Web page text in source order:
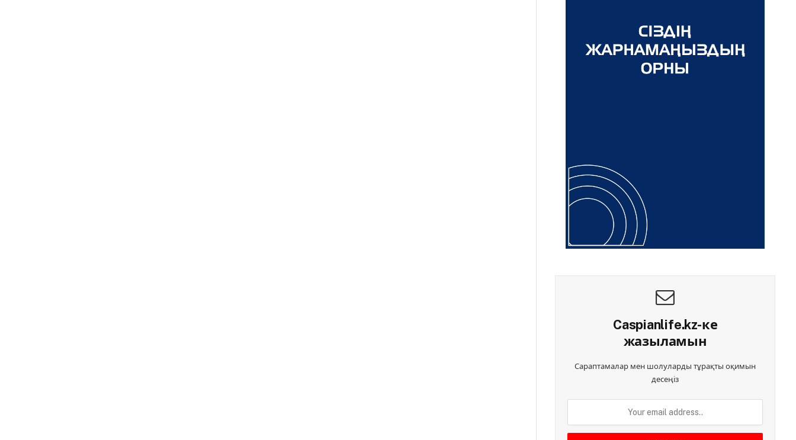
Caspianlife.kz-ке
жазыламын
Сараптамалар мен шолуларды тұрақты оқимын
десеңіз